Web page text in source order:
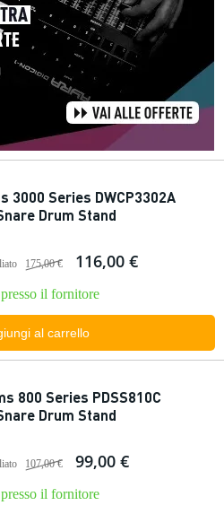
3000 Series DWCP3302A
Drum Stand
175,00 € 116,00 €
il fornitore
al carrello
800 Series PDSS810C
Drum Stand
107,00 € 99,00 €
il fornitore